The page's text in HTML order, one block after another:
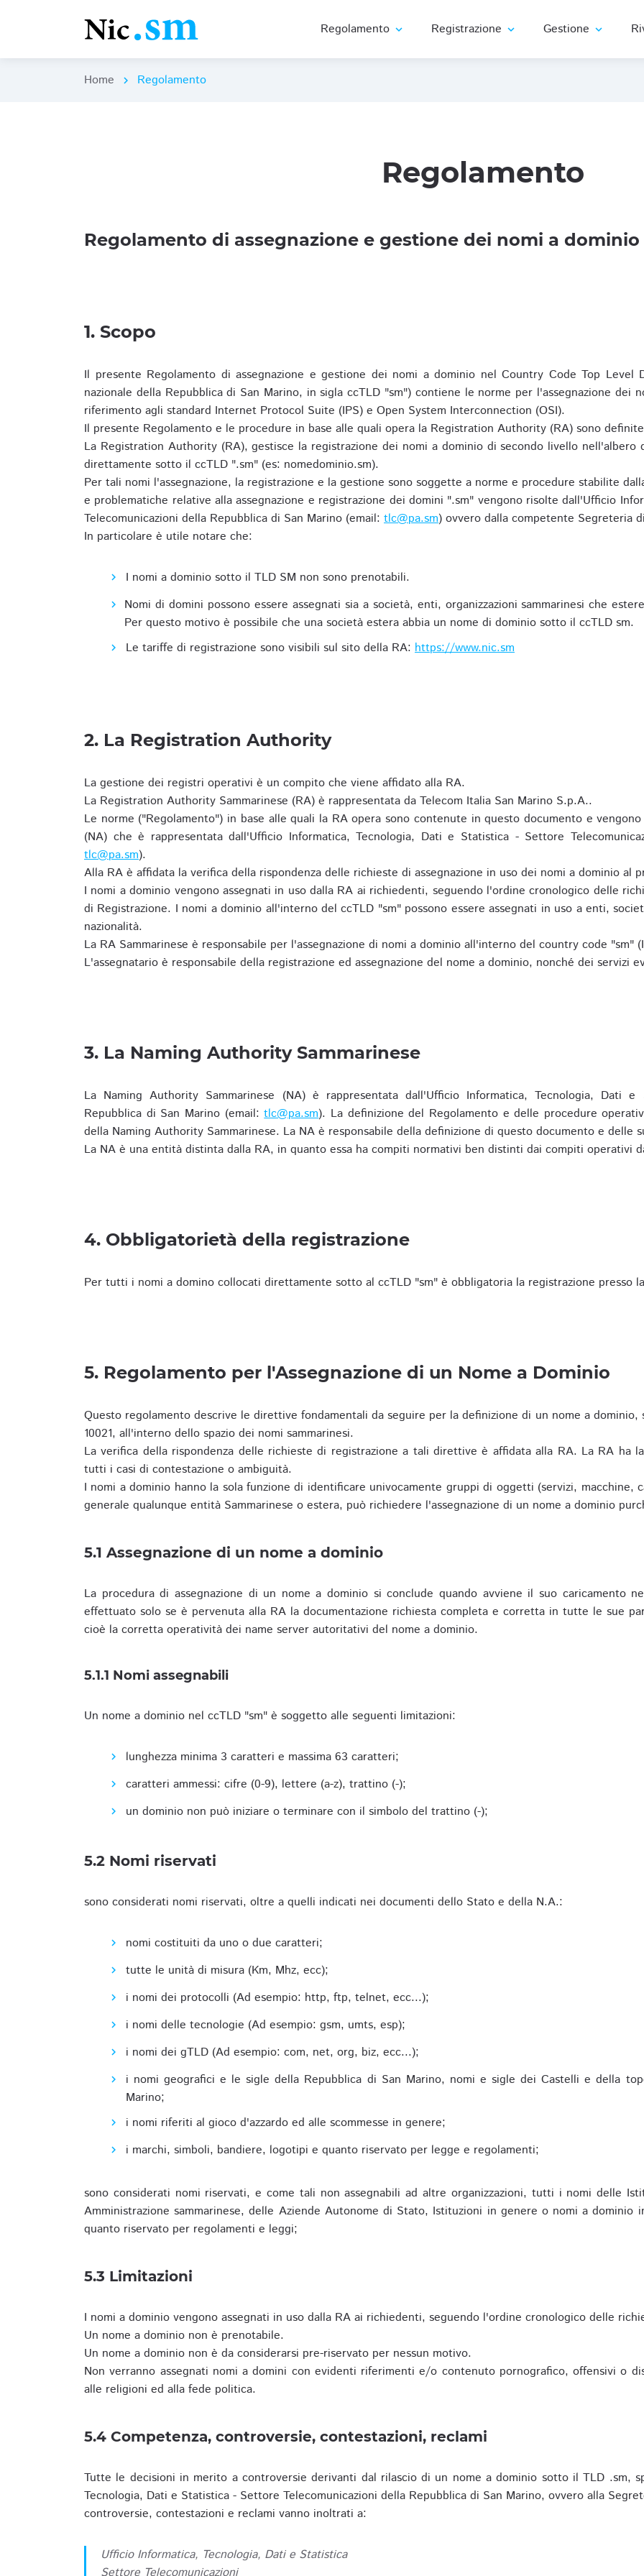
Regolamento expand_more Registrazione expand_more Gestione expand_more
Home chevron_right Regolamento
Regolamento
Regolamento di assegnazione e gestione dei nomi a dominio
1. Scopo
Il presente Regolamento di assegnazione e gestione dei nomi a dominio nel Country Code Top Level
nazionale della Repubblica di San Marino, in sigla ccTLD "sm") contiene le norme per l'assegnazione dei
riferimento agli standard Internet Protocol Suite (IPS) e Open System Interconnection (OSI).
Il presente Regolamento e le procedure in base alle quali opera la Registration Authority (RA) sono
La Registration Authority (RA), gestisce la registrazione dei nomi a dominio di secondo livello nell'albero
direttamente sotto il ccTLD ".sm" (es: nomedominio.sm).
Per tali nomi l'assegnazione, la registrazione e la gestione sono soggette a norme e procedure stabilite
e problematiche relative alla assegnazione e registrazione dei domini ".sm" vengono risolte dall'Ufficio
Telecomunicazioni della Repubblica di San Marino (email: tlc@pa.sm) ovvero dalla competente Segreteria
In particolare è utile notare che:
I nomi a dominio sotto il TLD SM non sono prenotabili.
Nomi di domini possono essere assegnati sia a società, enti, organizzazioni sammarinesi che
Per questo motivo è possibile che una società estera abbia un nome di dominio sotto il ccTLD sm.
Le tariffe di registrazione sono visibili sul sito della RA: https://www.nic.sm
2. La Registration Authority
La gestione dei registri operativi è un compito che viene affidato alla RA.
La Registration Authority Sammarinese (RA) è rappresentata da Telecom Italia San Marino S.p.A..
Le norme ("Regolamento") in base alle quali la RA opera sono contenute in questo documento e
(NA) che è rappresentata dall'Ufficio Informatica, Tecnologia, Dati e Statistica - Settore
tlc@pa.sm).
Alla RA è affidata la verifica della rispondenza delle richieste di assegnazione in uso dei nomi a dominio al
I nomi a dominio vengono assegnati in uso dalla RA ai richiedenti, seguendo l'ordine cronologico delle
di Registrazione. I nomi a dominio all'interno del ccTLD "sm" possono essere assegnati in uso a enti,
nazionalità.
La RA Sammarinese è responsabile per l'assegnazione di nomi a dominio all'interno del country code "sm"
L'assegnatario è responsabile della registrazione ed assegnazione del nome a dominio, nonché dei servizi
3. La Naming Authority Sammarinese
La Naming Authority Sammarinese (NA) è rappresentata dall'Ufficio Informatica, Tecnologia, Dati
Repubblica di San Marino (email:tlc@pa.sm). La definizione del Regolamento e delle procedure
della Naming Authority Sammarinese. La NA è responsabile della definizione di questo documento e delle
La NA è una entità distinta dalla RA, in quanto essa ha compiti normativi ben distinti dai compiti operativi
4. Obbligatorietà della registrazione
Per tutti i nomi a domino collocati direttamente sotto al ccTLD "sm" è obbligatoria la registrazione presso
5. Regolamento per l'Assegnazione di un Nome a Dominio
Questo regolamento descrive le direttive fondamentali da seguire per la definizione di un nome a
10021, all'interno dello spazio dei nomi sammarinesi.
La verifica della rispondenza delle richieste di registrazione a tali direttive è affidata alla RA. La RA ha
tutti i casi di contestazione o ambiguità.
I nomi a dominio hanno la sola funzione di identificare univocamente gruppi di oggetti (servizi, macchine,
generale qualunque entità Sammarinese o estera, può richiedere l'assegnazione di un nome a dominio
5.1 Assegnazione di un nome a dominio
La procedura di assegnazione di un nome a dominio si conclude quando avviene il suo caricamento
effettuato solo se è pervenuta alla RA la documentazione richiesta completa e corretta in tutte le sue
cioè la corretta operatività dei name server autoritativi del nome a dominio.
5.1.1 Nomi assegnabili
Un nome a dominio nel ccTLD "sm" è soggetto alle seguenti limitazioni:
lunghezza minima 3 caratteri e massima 63 caratteri;
caratteri ammessi: cifre (0-9), lettere (a-z), trattino (-);
un dominio non può iniziare o terminare con il simbolo del trattino (-);
5.2 Nomi riservati
sono considerati nomi riservati, oltre a quelli indicati nei documenti dello Stato e della N.A.:
nomi costituiti da uno o due caratteri;
tutte le unità di misura (Km, Mhz, ecc);
i nomi dei protocolli (Ad esempio: http, ftp, telnet, ecc...);
i nomi delle tecnologie (Ad esempio: gsm, umts, esp);
i nomi dei gTLD (Ad esempio: com, net, org, biz, ecc...);
i nomi geografici e le sigle della Repubblica di San Marino, nomi e sigle dei Castelli e della
Marino;
i nomi riferiti al gioco d'azzardo ed alle scommesse in genere;
i marchi, simboli, bandiere, logotipi e quanto riservato per legge e regolamenti;
sono considerati nomi riservati, e come tali non assegnabili ad altre organizzazioni, tutti i nomi delle
Amministrazione sammarinese, delle Aziende Autonome di Stato, Istituzioni in genere o nomi a dominio
quanto riservato per regolamenti e leggi;
5.3 Limitazioni
I nomi a dominio vengono assegnati in uso dalla RA ai richiedenti, seguendo l'ordine cronologico delle
Un nome a dominio non è prenotabile.
Un nome a dominio non è da considerarsi pre-riservato per nessun motivo.
Non verranno assegnati nomi a domini con evidenti riferimenti e/o contenuto pornografico, offensivi o
alle religioni ed alla fede politica.
5.4 Competenza, controversie, contestazioni, reclami
Tutte le decisioni in merito a controversie derivanti dal rilascio di un nome a dominio sotto il TLD .sm,
Tecnologia, Dati e Statistica - Settore Telecomunicazioni della Repubblica di San Marino, ovvero alla
controversie, contestazioni e reclami vanno inoltrati a:
Ufficio Informatica, Tecnologia, Dati e Statistica